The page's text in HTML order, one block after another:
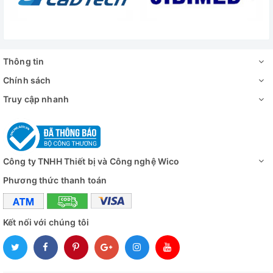
Trọng lượng
Cung cấp bao
gồm
Đánh giá
Thông tin
Chính sách
Truy cập nhanh
Công ty TNHH Thiết bị và Công nghệ Wico
Phương thức thanh toán
Kết nối với chúng tôi